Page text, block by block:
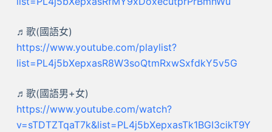
♬歌(國語女)
https://www.youtube.com/playlist?
list=PL4j5bXepxasR8W3soQtmRxwSxfdkY5v5G
♬歌(國語男+女)
https://www.youtube.com/watch?
v=sTDTZTqaT7k&list=PL4j5bXepxasTk1BGI3cikT9Y